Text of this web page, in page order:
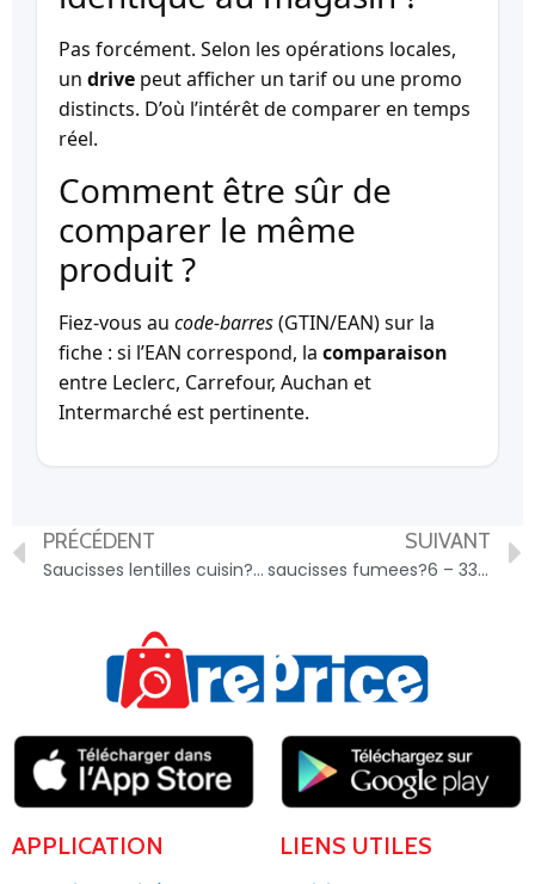
Pas forcément. Selon les opérations locales,
un drive peut afficher un tarif ou une promo
distincts. D’où l’intérêt de comparer en temps
réel.
Comment être sûr de
comparer le même
produit ?
Fiez-vous au code-barres(GTIN/EAN) sur la
fiche : si l’EAN correspond, la comparaison
entre Leclerc, Carrefour, Auchan et
Intermarché est pertinente.
PRÉCÉDENT
Saucisses lentilles cuisin?es – 3256225736126
SUIVANT
saucisses fumees?6 – 3340584108943
APPLICATION LIENS UTILES